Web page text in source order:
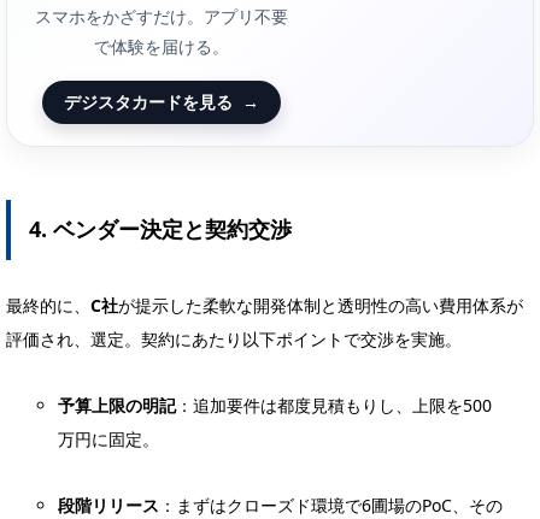
スマホをかざすだけ。アプリ不要
で体験を届ける。
デジスタカードを見る →
4. ベンダー決定と契約交渉
最終的に、 C社が提示した柔軟な開発体制と透明性の高い費用体系が
評価され、選定。契約にあたり以下ポイントで交渉を実施。
予算上限の明記：追加要件は都度見積もりし、上限を500
万円に固定。
段階リリース ：まずはクローズド環境で6圃場のPoC、その